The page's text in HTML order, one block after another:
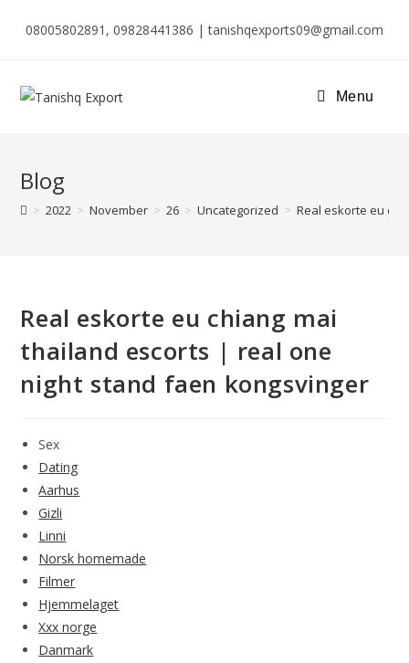
08005802891, 09828441386 | tanishqexports09@gmail.com
Menu
Blog
> 2022 > November > 26 > Uncategorized > Real eskorte eu
Real eskorte eu chiang mai
thailand escorts | real one
night stand faen kongsvinger
Sex
Dating
Aarhus
Gizli
Linni
Norsk homemade
Filmer
Hjemmelaget
Xxx norge
Danmark